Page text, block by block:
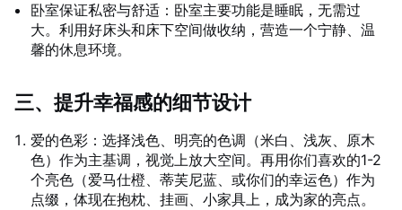
卧室保证私密与舒适：卧室主要功能是睡眠，无需过
大。利用好床头和床下空间做收纳，营造一个宁静、温
馨的休息环境。
三、提升幸福感的细节设计
爱的色彩：选择浅色、明亮的色调（米白、浅灰、原木
色）作为主基调，视觉上放大空间。再用你们喜欢的1-2
个亮色（爱马仕橙、蒂芙尼蓝、或你们的幸运色）作为
点缀，体现在抱枕、挂画、小家具上，成为家的亮点。